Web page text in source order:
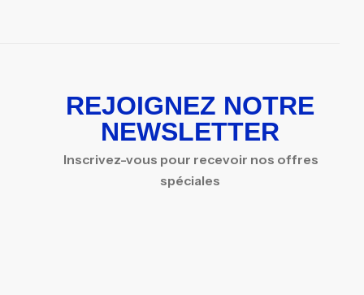
REJOIGNEZ NOTRE
NEWSLETTER
Inscrivez-vous pour recevoir nos offres
spéciales